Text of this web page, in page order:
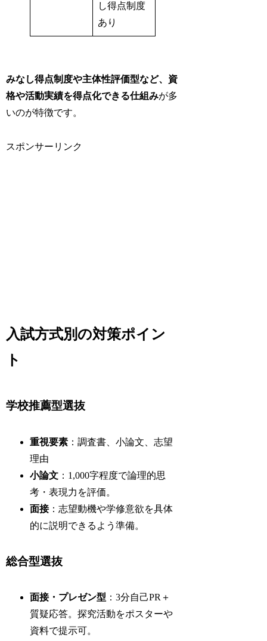
し得点制度
あり
みなし得点制度や主体性評価型など、資
格や活動実績を得点化できる仕組みが多
いのが特徴です。
スポンサーリンク
入試方式別の対策ポイン
ト
学校推薦型選抜
重視要素 ：調査書、小論文、志望
理由
小論文 ：1,000字程度で論理的思
考・表現力を評価。
面接：志望動機や学修意欲を具体
的に説明できるよう準備。
総合型選抜
面接・プレゼン型 ：3分自己PR＋
質疑応答。探究活動をポスターや
資料で提示可。